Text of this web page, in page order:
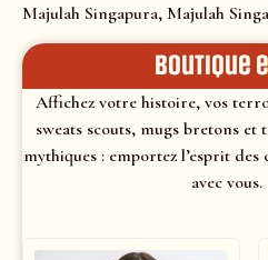
Majulah Singapura, Majulah
Boutique
Affichez votre histoire, vos
sweats scouts, mugs bretons et
mythiques : emportez l’esprit
avec vous.